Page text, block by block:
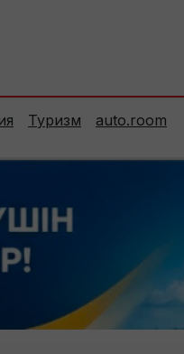
Туризм auto.room